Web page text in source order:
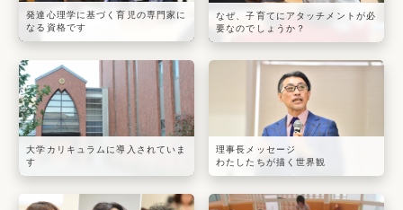
発達心理学に基づく育児の専門家に
なる資格です
なぜ、子育てにアタッチメントが必
要なのでしょうか？
大学カリキュラムに導入されていま
す
理事長メッセージ
わたしたちが描く世界観